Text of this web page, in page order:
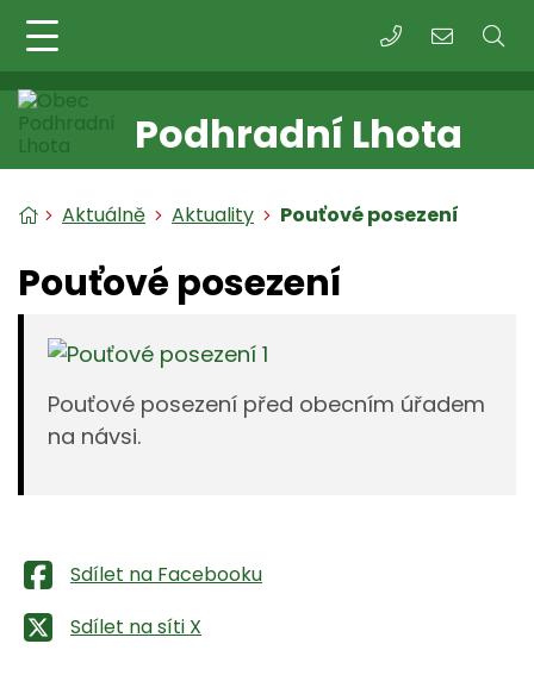
+420 573 391
Podhradní Lhota
Úvodní stránka
Aktuálně Aktuality Pouťové posezení
Pouťové posezení
Pouťové posezení před obecním úřadem
na návsi.
Sdílet na Facebooku
Sdílet na síti X